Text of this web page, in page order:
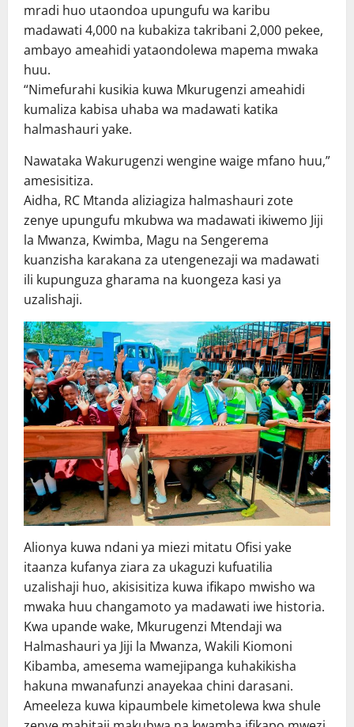
mradi huo utaondoa upungufu wa karibu
madawati 4,000 na kubakiza takribani 2,000 pekee,
ambayo ameahidi yataondolewa mapema mwaka
huu.
“Nimefurahi kusikia kuwa Mkurugenzi ameahidi
kumaliza kabisa uhaba wa madawati katika
halmashauri yake.
Nawataka Wakurugenzi wengine waige mfano huu,”
amesisitiza.
Aidha, RC Mtanda aliziagiza halmashauri zote
zenye upungufu mkubwa wa madawati ikiwemo Jiji
la Mwanza, Kwimba, Magu na Sengerema
kuanzisha karakana za utengenezaji wa madawati
ili kupunguza gharama na kuongeza kasi ya
uzalishaji.
Alionya kuwa ndani ya miezi mitatu Ofisi yake
itaanza kufanya ziara za ukaguzi kufuatilia
uzalishaji huo, akisisitiza kuwa ifikapo mwisho wa
mwaka huu changamoto ya madawati iwe historia.
Kwa upande wake, Mkurugenzi Mtendaji wa
Halmashauri ya Jiji la Mwanza, Wakili Kiomoni
Kibamba, amesema wamejipanga kuhakikisha
hakuna mwanafunzi anayekaa chini darasani.
Ameeleza kuwa kipaumbele kimetolewa kwa shule